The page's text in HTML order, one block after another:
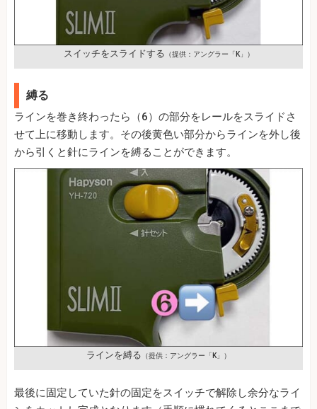
スイッチをスライドする （提供：アングラー「K」）
縛る
ラインを巻き終わったら（6）の部分をレールをスライドさ
せて上に移動します。その後黄色い部分からラインを外し後
から引くと針にラインを縛ることができます。
ラインを縛る （提供：アングラー「K」）
最後に固定していた針の固定をスイッチで解除し余分なライ